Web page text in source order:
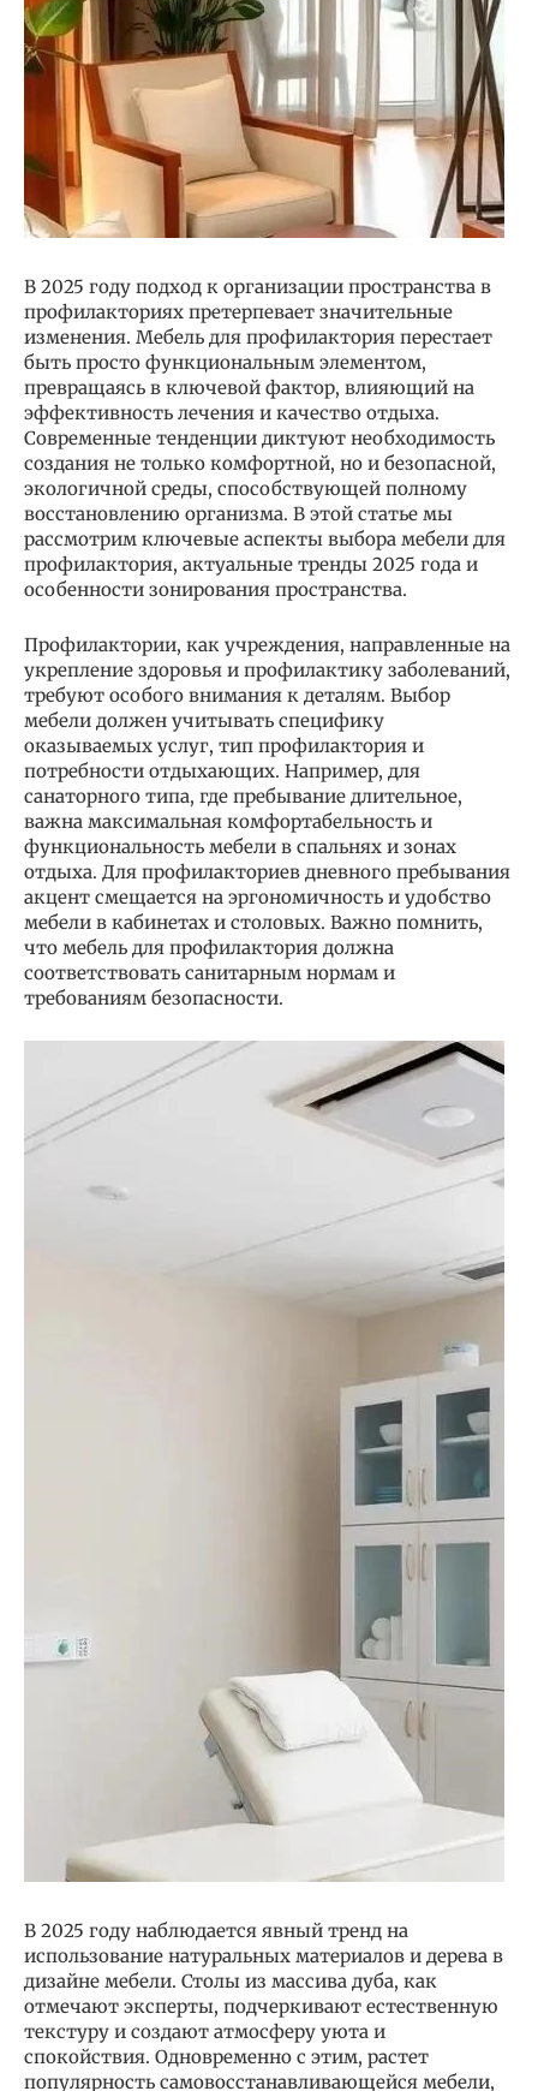
В 2025 году подход к организации пространства в
профилакториях претерпевает значительные
изменения. Мебель для профилактория перестает
быть просто функциональным элементом,
превращаясь в ключевой фактор, влияющий на
эффективность лечения и качество отдыха.
Современные тенденции диктуют необходимость
создания не только комфортной, но и безопасной,
экологичной среды, способствующей полному
восстановлению организма. В этой статье мы
рассмотрим ключевые аспекты выбора мебели для
профилактория, актуальные тренды 2025 года и
особенности зонирования пространства.
Профилактории, как учреждения, направленные на
укрепление здоровья и профилактику заболеваний,
требуют особого внимания к деталям. Выбор
мебели должен учитывать специфику
оказываемых услуг, тип профилактория и
потребности отдыхающих. Например, для
санаторного типа, где пребывание длительное,
важна максимальная комфортабельность и
функциональность мебели в спальнях и зонах
отдыха. Для профилакториев дневного пребывания
акцент смещается на эргономичность и удобство
мебели в кабинетах и столовых. Важно помнить,
что мебель для профилактория должна
соответствовать санитарным нормам и
требованиям безопасности.
В 2025 году наблюдается явный тренд на
использование натуральных материалов и дерева в
дизайне мебели. Столы из массива дуба, как
отмечают эксперты, подчеркивают естественную
текстуру и создают атмосферу уюта и
спокойствия. Одновременно с этим, растет
популярность самовосстанавливающейся мебели,